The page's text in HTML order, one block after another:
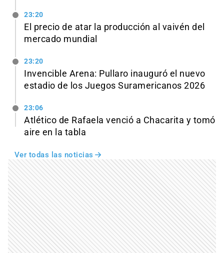
23:20
El precio de atar la producción al vaivén del
mercado mundial
23:20
Invencible Arena: Pullaro inauguró el nuevo
estadio de los Juegos Suramericanos 2026
23:06
Atlético de Rafaela venció a Chacarita y tomó
aire en la tabla
Ver todas las noticias